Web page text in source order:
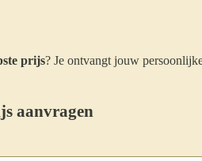
prijs? Je ontvangt jouw
aanvragen